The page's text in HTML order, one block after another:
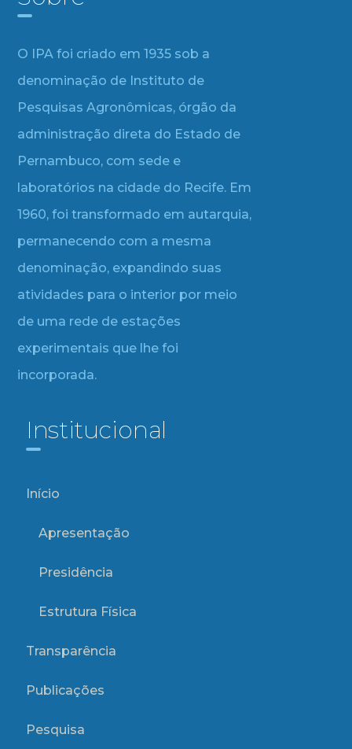
O IPA foi criado em 1935 sob a
denominação de Instituto de
Pesquisas Agronômicas, órgão da
administração direta do Estado de
Pernambuco, com sede e
laboratórios na cidade do Recife. Em
1960, foi transformado em autarquia,
permanecendo com a mesma
denominação, expandindo suas
atividades para o interior por meio
de uma rede de estações
experimentais que lhe foi
incorporada.
Institucional
Início
Apresentação
Presidência
Estrutura Física
Transparência
Publicações
Pesquisa